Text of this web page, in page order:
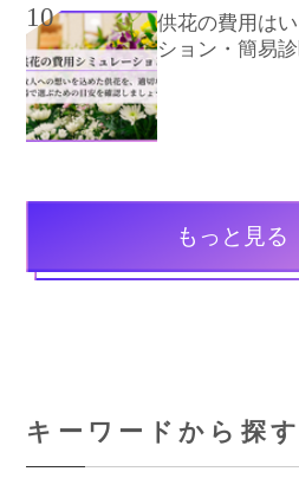
10
供花の費用は
ション・簡易
もっと見る
キーワードから探す